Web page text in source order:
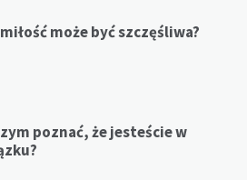
może być szczęśliwa?
poznać, że jesteście w